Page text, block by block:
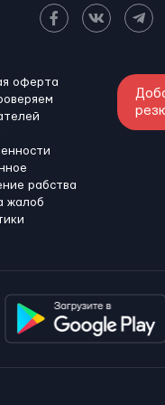
оферта
рабства
жалоб